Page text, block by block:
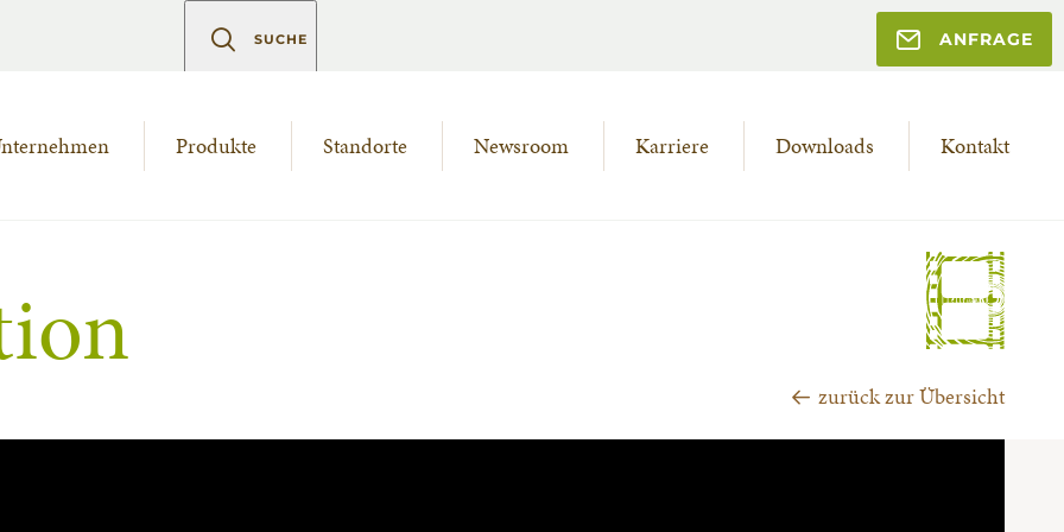
SUCHE ANFRAGE
Produkte Standorte Newsroom Karriere Downloads Kontakt
zurück zur Übersicht